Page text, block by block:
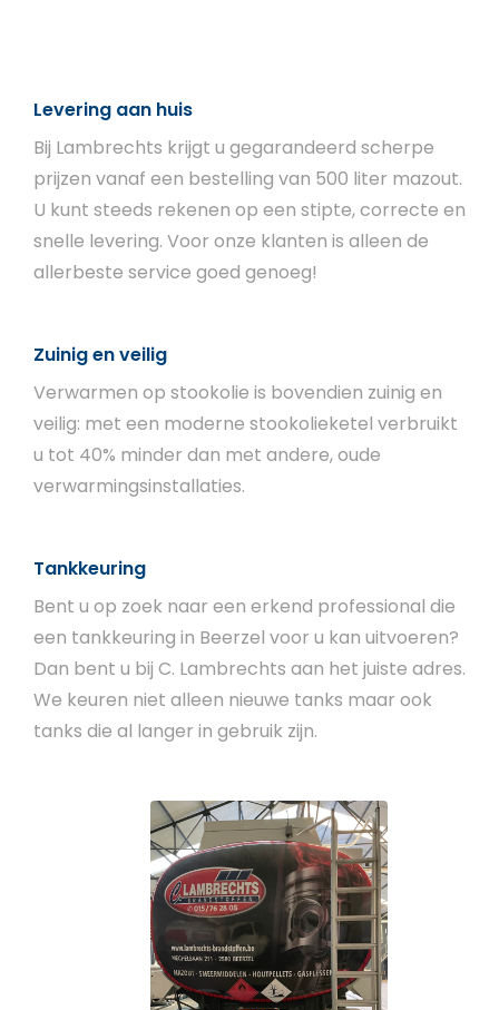
Levering aan huis
Bij Lambrechts krijgt u gegarandeerd scherpe
prijzen vanaf een bestelling van 500 liter mazout.
U kunt steeds rekenen op een stipte, correcte en
snelle levering. Voor onze klanten is alleen de
allerbeste service goed genoeg!
Zuinig en veilig
Verwarmen op stookolie is bovendien zuinig en
veilig: met een moderne stookolieketel verbruikt
u tot 40% minder dan met andere, oude
verwarmingsinstallaties.
Tankkeuring
Bent u op zoek naar een erkend professional die
een tankkeuring in Beerzel voor u kan uitvoeren?
Dan bent u bij C. Lambrechts aan het juiste adres.
We keuren niet alleen nieuwe tanks maar ook
tanks die al langer in gebruik zijn.